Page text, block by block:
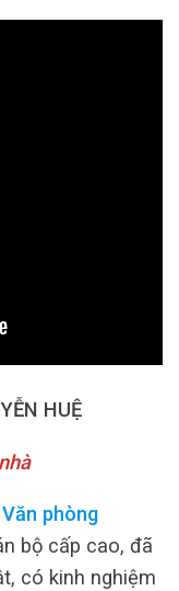
HUỆ
phòng
bộ cấp cao, đã
có kinh nghiệm